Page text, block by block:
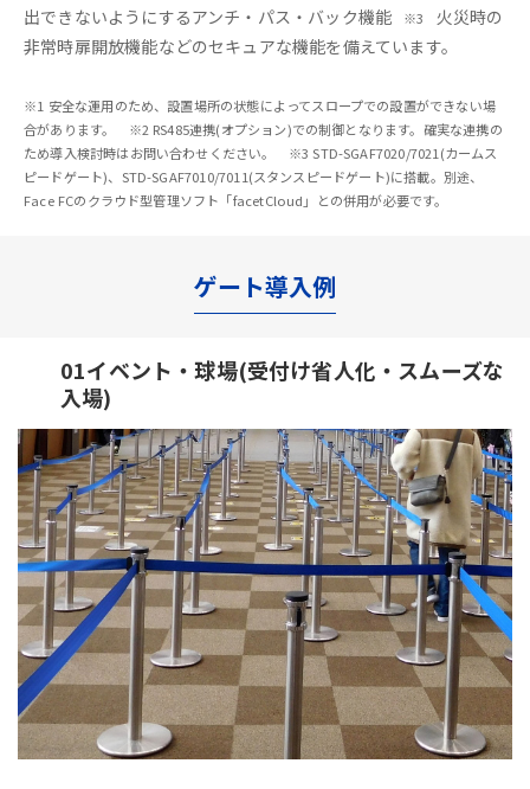
出できないようにするアンチ・パス・バック機能
※3
火災時の
非常時扉開放機能などのセキュアな機能を備えています。
※1 安全な運用のため、設置場所の状態によってスロープでの設置ができない場
合があります。 ※2 RS485連携(オプション)での制御となります。確実な連携の
ため導入検討時はお問い合わせください。 ※3 STD-SGAF7020/7021(カームス
ピードゲート)、STD-SGAF7010/7011(スタンスピードゲート)に搭載。別途、
Face FCのクラウド型管理ソフト「facetCloud」との併用が必要です。
ゲート導入例
01イベント・球場(受付け省人化・スムーズな
入場)